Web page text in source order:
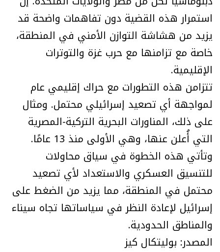
استمرار هذه القضية دون تفاهمات واضحة قد
يزيد من هشاشة التوازن الأمني في المنطقة،
خاصة مع تزامنها مع حرب غزة والتوترات
الإقليمية.
تتزامن هذه التطورات مع حراك إقليمي عام
لمواجهة أي تصعيد إسرائيلي محتمل. ومثال
على ذلك، المناورات البحرية التركية-المصرية
التي أُعلن عنها، وهي الأولى منذ 13 عامًا.
وتأتي هذه الخطوة في سياق محاولات
للتنسيق العسكري والاستعداد لأي تصعيد
محتمل في المنطقة، مما يزيد من الضغط على
إسرائيل لإعادة النظر في سياساتها تجاه سيناء
والمناطق الحدودية.
المصدر: بوليتكال كيز